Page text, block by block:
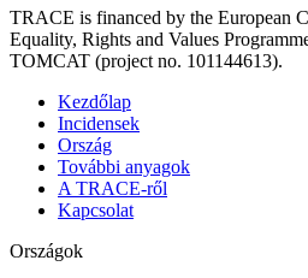
TRACE is financed by the European
Equality, Rights and Values
TOMCAT (project no. 101144613).
Kezdőlap
Incidensek
Ország
További anyagok
A TRACE-ről
Kapcsolat
Országok